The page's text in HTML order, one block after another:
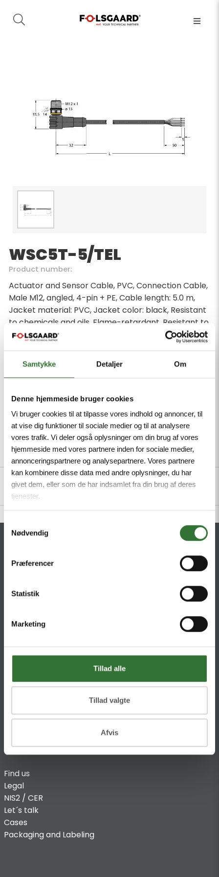
Samtykke Detaljer Om
Denne hjemmeside bruger cookies
Vi bruger cookies til at tilpasse vores indhold og annoncer, til
at vise dig funktioner til sociale medier og til at analysere
vores trafik. Vi deler også oplysninger om din brug af vores
hjemmeside med vores partnere inden for sociale medier,
annonceringspartnere og analysepartnere. Vores partnere
kan kombinere disse data med andre oplysninger, du har
givet dem, eller som de har indsamlet fra din brug af deres
tjenester.
Samtykkevalg
Nødvendig
Præferencer
Statistik
Marketing
Tillad alle
Tillad valgte
Afvis
WSC5T-5/TEL
Product number:
Actuator and Sensor Cable, PVC, Connection Cable,
Male M12, angled, 4-pin + PE, Cable length: 5.0 m,
Jacket material: PVC, Jacket color: black, Resistant
to chemicals and oils, Flame-retardant, Resistant to
acids and alkaline solutions, Resistant to microbes
and hydrolysis, LABS free, Approval: cULus, RoHS-
compliant, Protection class: IP67, IP69K
Minimum order quantity: 1
Description Specifications Files
CONTACT
HQ:Hans Følsgaard A/S
DK-4600 Køge
DK-8680 RY
+45 4320 8600
denmark@folsgaard.com
INFO
Find us
Legal
NIS2 / CER
Let´s talk
Cases
Packaging and Labeling